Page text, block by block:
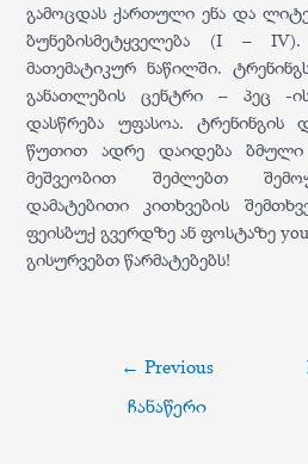
გამოცდას ქართული ენა და
ბუნებისმეტყველება (I – IV).
მათემატიკურ ნაწილში.
განათლების ცენტრი – პეც -
დასწრება უფასოა. ტრენინგის
წუთით ადრე დაიდება
მეშვეობით შეძლებთ
დამატებითი კითხვების
ფეისბუქ გვერდზე ან ფოსტაზე
გისურვებთ წარმატებებს!
← Previous
ჩანაწერი